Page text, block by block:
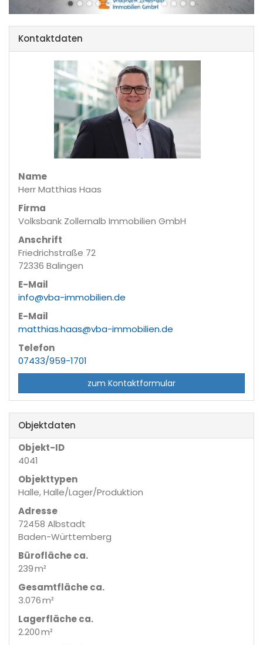
Kontaktdaten
Name
Herr Matthias Haas
Firma
Volksbank Zollernalb Immobilien GmbH
Anschrift
Friedrichstraße 72
72336 Balingen
E-Mail
info@vba-immobilien.de
E-Mail
matthias.haas@vba-immobilien.de
Telefon
07433/959-1701
zum Kontaktformular
Objektdaten
Objekt-ID
4041
Objekttypen
Halle, Halle/Lager/Produktion
Adresse
72458 Albstadt
Baden-Württemberg
Bürofläche ca.
239 m²
Gesamtfläche ca.
3.076 m²
Lagerfläche ca.
2.200 m²